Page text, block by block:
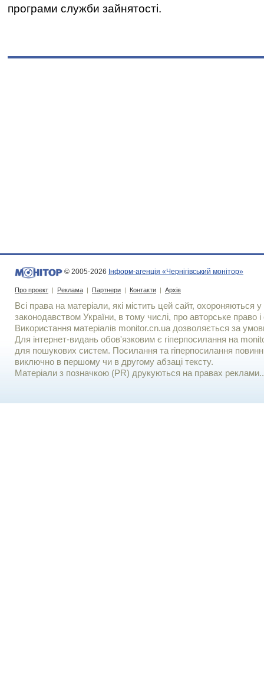
програми служби зайнятості.
© 2005-2026 Інформ-агенція «Чернігівський монітор»
Про проект | Реклама | Партнери | Контакти | Архів
Всі права на матеріали, які містить цей сайт, охороняються у
законодавством України, в тому числі, про авторське право і
Використання матерiалiв monitor.cn.ua дозволяється за
Для iнтернет-видань обов'язковим є гiперпосилання на
для пошукових систем. Посилання та гіперпосилання
виключно в першому чи в другому абзаці тексту.
Матеріали з позначкою (PR) друкуються на правах реклами..